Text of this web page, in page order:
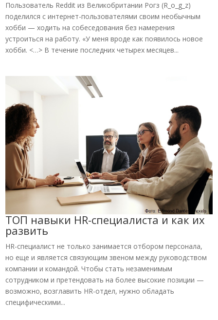
Пользователь Reddit из Великобритании Рогз (R_o_g_z)
поделился с интернет-пользователями своим необычным
хобби — ходить на собеседования без намерения
устроиться на работу. «У меня вроде как появилось новое
хобби. <…> В течение последних четырех месяцев...
ТОП навыки HR-специалиста и как их
развить
HR-специалист не только занимается отбором персонала,
но еще и является связующим звеном между руководством
компании и командой. Чтобы стать незаменимым
сотрудником и претендовать на более высокие позиции —
возможно, возглавить HR-отдел, нужно обладать
специфическими...